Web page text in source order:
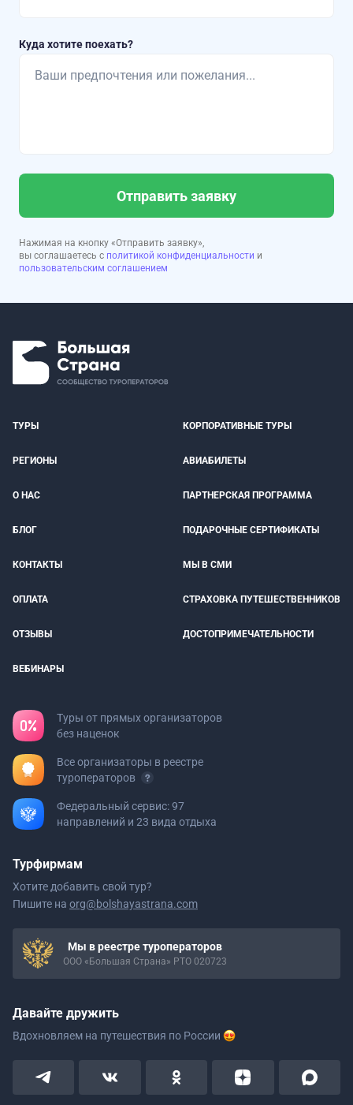
Куда хотите поехать?
Отправить заявку
Нажимая на кнопку «Отправить заявку»,
вы соглашаетесь с политикой конфиденциальности и
пользовательским соглашением
ТУРЫ КОРПОРАТИВНЫЕ ТУРЫ
РЕГИОНЫ АВИАБИЛЕТЫ
О НАС ПАРТНЕРСКАЯ ПРОГРАММА
БЛОГ ПОДАРОЧНЫЕ СЕРТИФИКАТЫ
КОНТАКТЫ МЫ В СМИ
ОПЛАТА СТРАХОВКА ПУТЕШЕСТВЕННИКОВ
ОТЗЫВЫ ДОСТОПРИМЕЧАТЕЛЬНОСТИ
ВЕБИНАРЫ
Туры от прямых организаторов
без наценок
Все организаторы в реестре
туроператоров
Федеральный сервис: 97
направлений и 23 вида отдыха
Турфирмам
Хотите добавить свой тур?
Пишите на org@bolshayastrana.com
Мы в реестре туроператоров
ООО «Большая Страна» РТО 020723
Давайте дружить
Вдохновляем на путешествия по России